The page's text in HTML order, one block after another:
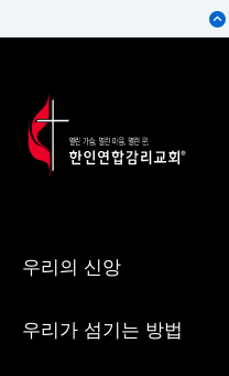
우리의 신앙
우리가 섬기는 방법